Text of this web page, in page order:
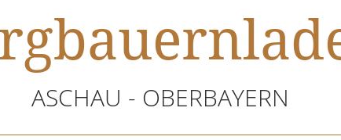
ASCHAU - OBERBAYERN